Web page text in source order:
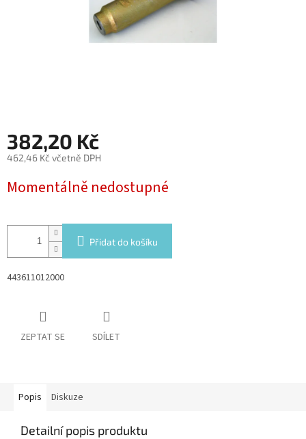
382,20 Kč
462,46 Kč včetně DPH
cena:
Momentálně nedostupné
Přidat do košíku
443611012000
ZEPTAT SE SDÍLET
Popis Diskuze
Detailní popis produktu